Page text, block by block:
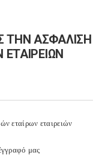
ΤΗΝ ΑΣΦΑΛΙΣΗ
ΕΤΑΙΡΕΙΩΝ
εταίρων εταιρειών
μας